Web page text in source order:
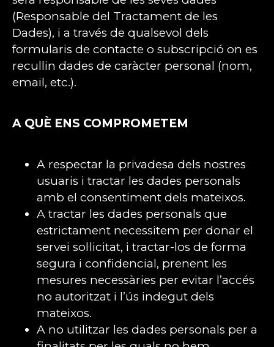
(Responsable del Tractament de les
Dades), i a través de qualsevol dels
formularis de contacte o subscripció on es
recullin dades de caràcter personal (nom,
email, etc.).
A QUÈ ENS COMPROMETEM
A respectar la privadesa dels nostres
usuaris i tractar les dades personals
amb el consentiment dels mateixos.
A tractar les dades personals que
estrictament necessitem per donar el
servei sol·licitat, i tractar-los de forma
segura i confidencial, prenent les
mesures necessàries per evitar l’accés
no autoritzat i l’ús indegut dels
mateixos.
A no utilitzar les dades personals per a